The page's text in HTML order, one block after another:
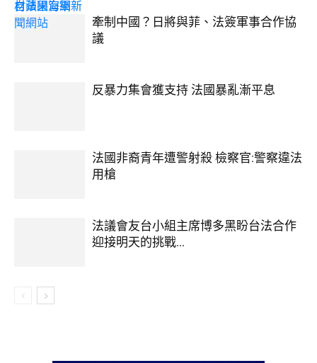
牽制中國？日將與菲、法簽軍事合作協
議
反暴力集會獲支持 法國暴亂漸平息
法國非裔青年遭警射殺 檢察官:警察違法
用槍
法議會友台小組主席博多黑盼台法合作
迎接明天的挑戰...